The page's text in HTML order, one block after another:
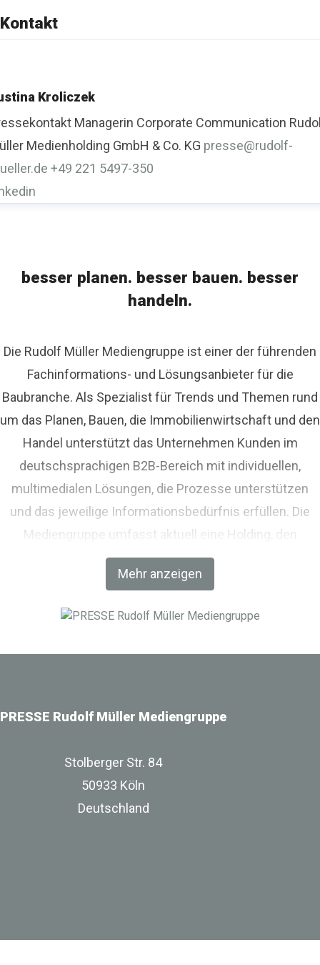
Kontakt
Kroliczek
Managerin Corporate Communication
Medienholding GmbH & Co. KG presse@rudolf-
+49 221 5497-350
besser planen. besser bauen. besser
handeln.
Mehr anzeigen
Die Rudolf Müller Mediengruppe ist einer der führenden
Fachinformations- und Lösungsanbieter für die
Baubranche. Als Spezialist für Trends und Themen rund
um das Planen, Bauen, die Immobilienwirtschaft und den
Handel unterstützt das Unternehmen Kunden im
deutschsprachigen B2B-Bereich mit individuellen,
multimedialen Lösungen, die Prozesse unterstützen
und das jeweilige Informationsbedürfnis erfüllen. Die
Mediengruppe umfasst aktuell eine Holding, den
Fachverlag RM Rudolf Müller Medien und mit der BIM
World MUNICH eine Netzwerkplattform für Akteure der
PRESSE Rudolf Müller Mediengruppe
Stolberger Str. 84
50933 Köln
Deutschland